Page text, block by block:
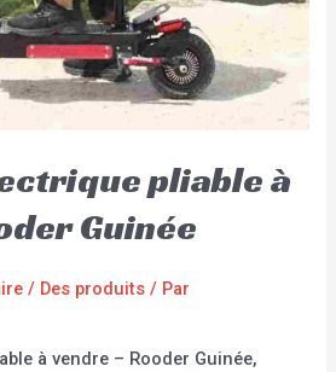
pliable à
Guinée
/ Des produits / Par
à vendre – Rooder Guinée,